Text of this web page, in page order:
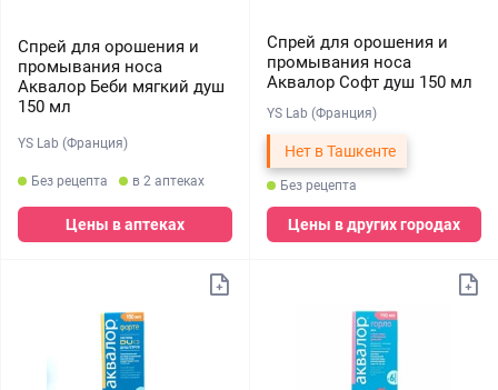
Спрей для орошения и
промывания носа
Аквалор Беби мягкий душ
150 мл
YS Lab (Франция)
Без рецепта в 2 аптеках
Цены в аптеках
Спрей для орошения и
промывания носа
Аквалор Софт душ 150 мл
YS Lab (Франция)
Нет в Ташкенте
Без рецепта
Цены в других городах